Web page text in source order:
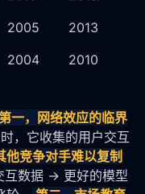
2005
2013
2004 2010
一，网络效应的临界
，它收集的用户交互
他竞争对手难以复制
数据 → 更好的模型